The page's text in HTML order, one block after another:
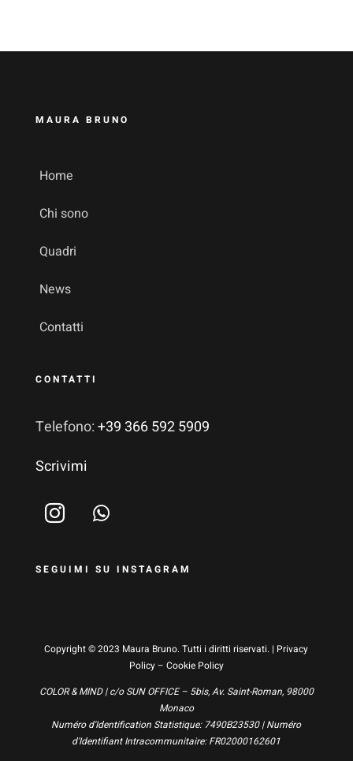
MAURA BRUNO
Home
Chi sono
Quadri
News
Contatti
CONTATTI
Telefono:+39 366 592 5909
Scrivimi
SEGUIMI SU INSTAGRAM
Copyright © 2023 Maura Bruno. Tutti i diritti riservati. | Privacy
Policy– Cookie Policy
COLOR & MIND | c/o SUN OFFICE – 5bis, Av. Saint-Roman, 98000
Monaco
Numéro d'Identification Statistique: 7490B23530 | Numéro
d'Identifiant Intracommunitaire: FR02000162601